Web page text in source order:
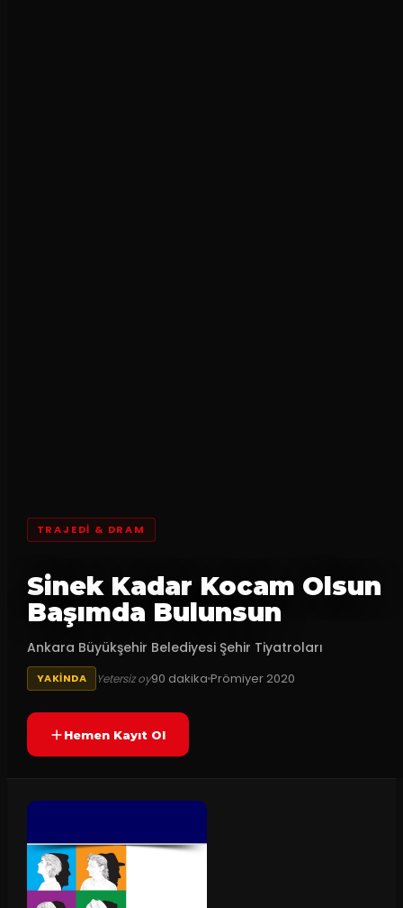
TRAJEDI & DRAM
Sinek Kadar Kocam Olsun
Başımda Bulunsun
Ankara Büyükşehir Belediyesi Şehir Tiyatroları
YAKINDA Yetersiz oy90 dakikaPrömiyer 2020
Hemen Kayıt Ol